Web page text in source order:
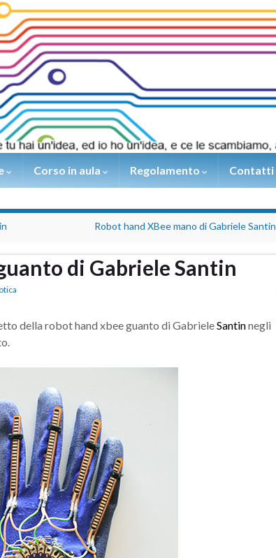
Corso in aula Regolamento Contatti
Robot hand XBee mano di Gabriele Santin
di Gabriele Santin
della robot hand xbee guanto di GabrieleSantinnegli